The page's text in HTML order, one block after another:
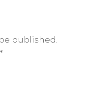
published.